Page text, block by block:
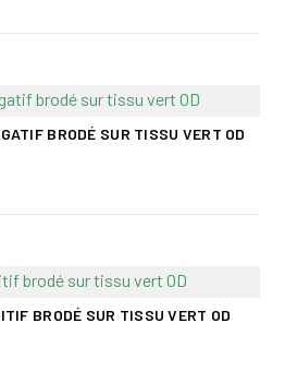
BRODÉ SUR TISSU VERT OD
BRODÉ SUR TISSU VERT OD